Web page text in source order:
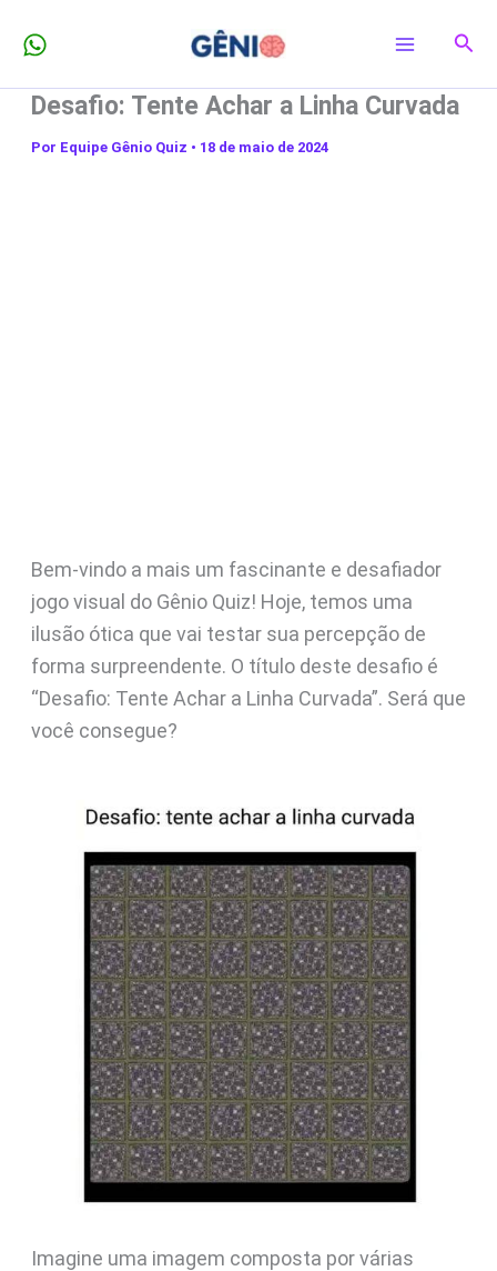
para
conteúdo
Desafio: Tente Achar a Linha Curvada
Por Equipe Gênio Quiz • 18 de maio de 2024
Bem-vindo a mais um fascinante e desafiador
jogo visual do Gênio Quiz! Hoje, temos uma
ilusão ótica que vai testar sua percepção de
forma surpreendente. O título deste desafio é
“Desafio: Tente Achar a Linha Curvada”. Será que
você consegue?
Imagine uma imagem composta por várias